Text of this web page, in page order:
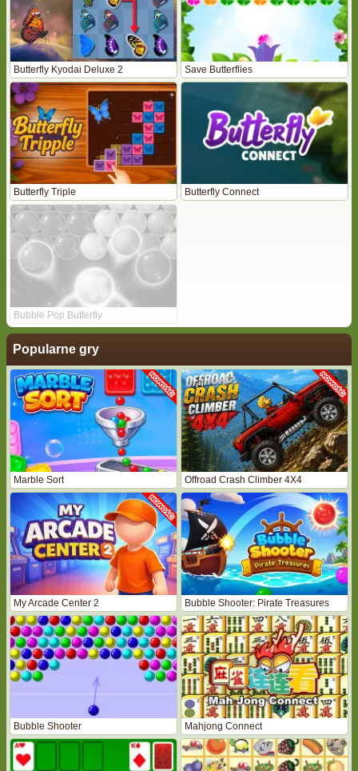
Butterfly Kyodai Deluxe 2 Save Butterflies
Butterfly Triple Butterfly Connect
Bubble Pop Butterfly
Popularne gry
Marble Sort Offroad Crash Climber 4X4
My Arcade Center 2 Bubble Shooter: Pirate Treasures
Bubble Shooter Mahjong Connect